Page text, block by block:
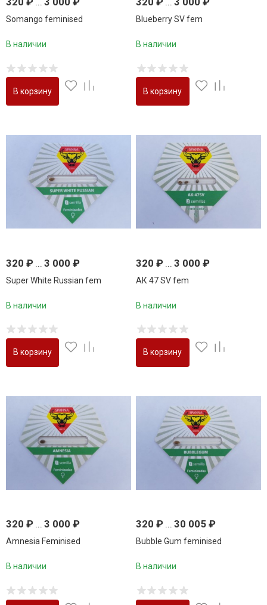
Somango feminised
В наличии
В корзину
Blueberry SV fem
В наличии
В корзину
320 ₽ ... 3 000 ₽
Super White Russian fem
В наличии
В корзину
320₽ ... 3 000₽
АК 47 SV fem
В наличии
В корзину
320 ₽ ... 3 000 ₽
Amnesia Feminised
В наличии
320₽ ... 30 005₽
Bubble Gum feminised
В наличии